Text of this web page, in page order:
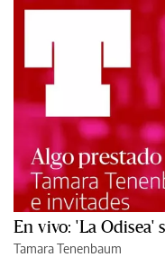
En vivo: 'La Odisea'
Tamara Tenenbaum